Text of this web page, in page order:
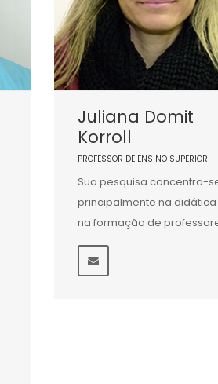
Juliana Domit
Korroll
PROFESSOR DE ENSINO SUPERIOR
Sua pesquisa concentra-
principalmente na
na formação de